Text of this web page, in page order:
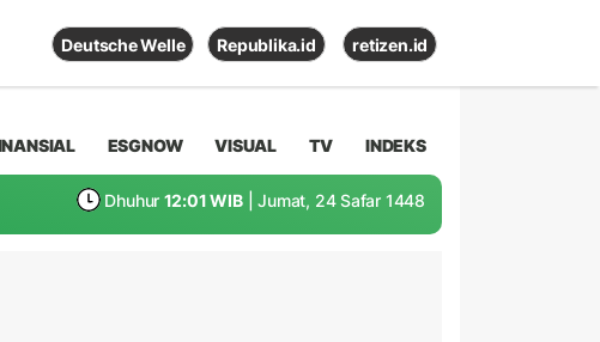
Deutsche Welle Republika.id retizen.id
ESGNOW VISUAL TV INDEKS
Dhuhur 12:01 WIB | Jumat, 24 Safar 1448